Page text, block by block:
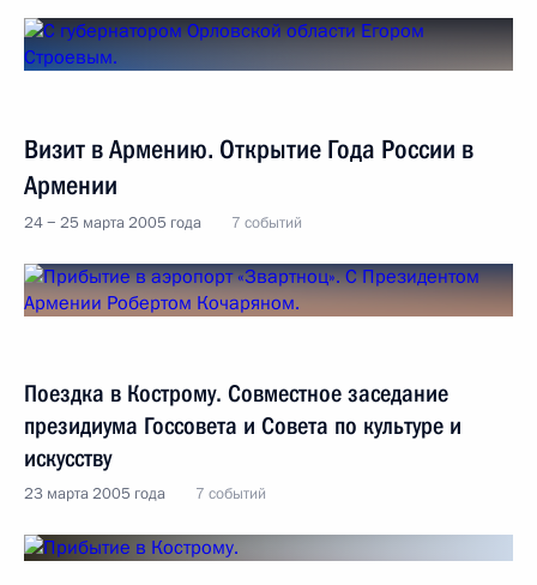
Визит в Армению. Открытие Года России в
Армении
24 − 25 марта 2005 года 7 событий
Поездка в Кострому. Совместное заседание
президиума Госсовета и Совета по культуре и
искусству
23 марта 2005 года 7 событий